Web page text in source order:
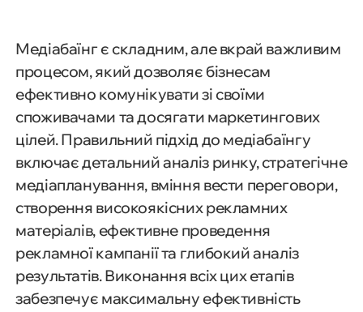
Медіабаїнг є складним, але вкрай важливим
процесом, який дозволяє бізнесам
ефективно комунікувати зі своїми
споживачами та досягати маркетингових
цілей. Правильний підхід до медіабаїнгу
включає детальний аналіз ринку, стратегічне
медіапланування, вміння вести переговори,
створення високоякісних рекламних
матеріалів, ефективне проведення
рекламної кампанії та глибокий аналіз
результатів. Виконання всіх цих етапів
забезпечує максимальну ефективність